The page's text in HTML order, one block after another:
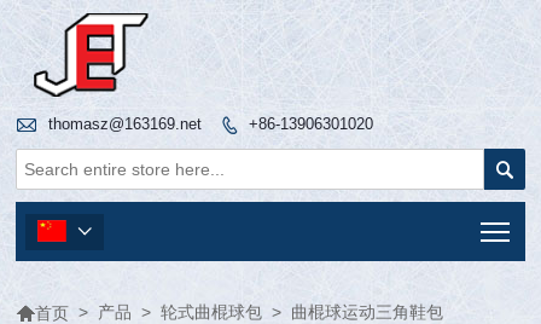
 thomasz@163169.net  +86-13906301020


首页 > 产品 > 轮式曲棍球包 > 曲棍球运动三角鞋包